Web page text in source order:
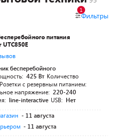
Фильтры
1
питания
UTC850E
бесперебойного
425 Вт Количество
Розетки с резервным питанием:
напряжение: 220-240
line-interactive USB: Нет
- 11 августа
- 11 августа